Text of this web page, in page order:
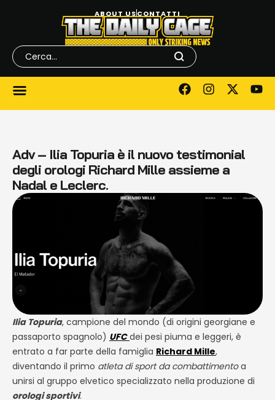
ABOUT USCONTATTI
Adv – Ilia Topuria è il nuovo testimonial
degli orologi Richard Mille assieme a
Nadal e Leclerc.
Ilia Topuria, campione del mondo (di origini georgiane e
passaporto spagnolo) UFC dei pesi piuma e leggeri, è
entrato a far parte della famiglia Richard Mille,
diventando il primo atleta di sport da combattimentoa
unirsi al gruppo elvetico specializzato nella produzione di
orologi sportivi.